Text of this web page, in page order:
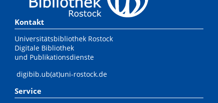
Kontakt
Universitätsbibliothek Rostock
Digitale Bibliothek
und Publikationsdienste
digibib.ub(at)uni-rostock.de
Service